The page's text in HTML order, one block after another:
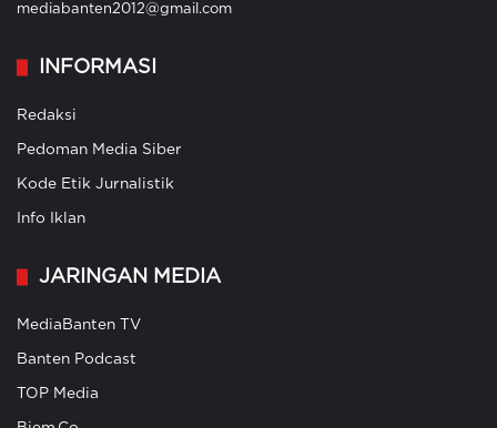
mediabanten2012@gmail.com
INFORMASI
Redaksi
Pedoman Media Siber
Kode Etik Jurnalistik
Info Iklan
JARINGAN MEDIA
MediaBanten TV
Banten Podcast
TOP Media